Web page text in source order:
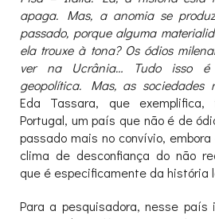
apaga. Mas, a anomia se
passado, porque alguma
ela trouxe à tona? Os ódios
ver na Ucrânia… Tudo isso é
geopolítica. Mas, as sociedades
Eda Tassara, que
Portugal, um país que não é de
passado mais no convívio,
clima de desconfiança do não
que é especificamente da história
Para a pesquisadora, nesse país